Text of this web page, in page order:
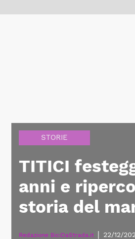
STORIE
TITICI
anni e
storia del
Redazione BiciDaStrada.it 22/12/